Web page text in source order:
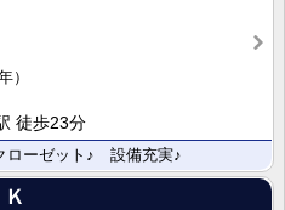
）
徒歩23分
ローゼット♪ 設備充実♪